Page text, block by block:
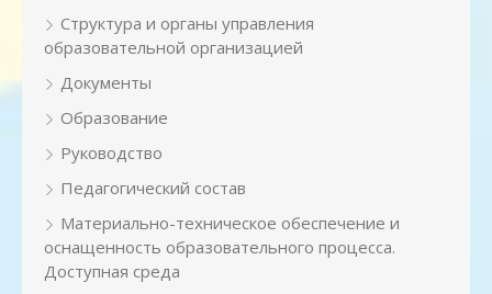
Структура и органы управления
образовательной организацией
Документы
Образование
Руководство
Педагогический состав
Материально-техническое обеспечение и
оснащенность образовательного процесса.
Доступная среда